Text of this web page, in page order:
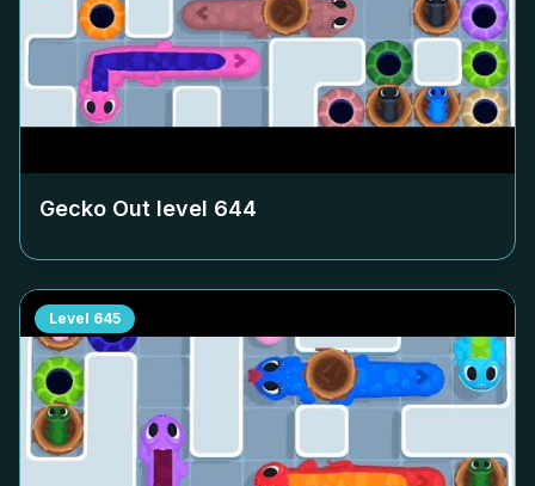
Gecko Out level 644
Level 645